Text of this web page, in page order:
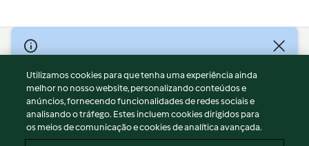
© Copyright 2026
Termos de Utilização
Aviso sobre Proteção de Dados
Aviso
Apoio legal
Utilizamos cookies para que tenha uma experiência ainda
melhor no nosso website, personalizando conteúdos e
anúncios, fornecendo funcionalidades de redes sociais e
analisando o tráfego. Estes incluem cookies dirigidos para
os meios de comunicação e cookies de analítica avançada.